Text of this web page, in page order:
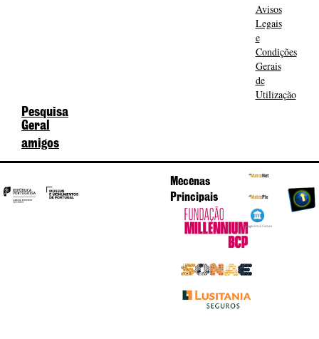
Avisos
Legais
e
Condições
Gerais
de
Utilização
Pesquisa
Geral
amigos
Mecenas
Principais